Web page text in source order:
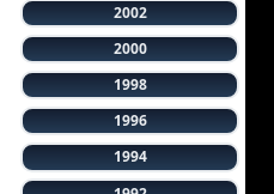
2002
2000
1998
1996
1994